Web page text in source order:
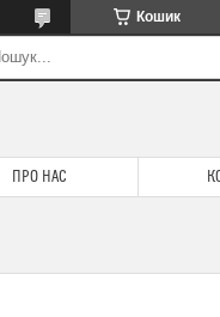
Кошик
ПРО НАС